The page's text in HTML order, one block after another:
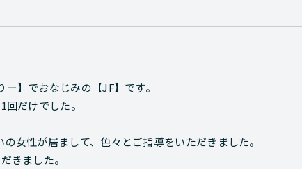
】でおなじみの【JF】です。
だけでした。
女性が居まして、色々とご指導をいただきました。
きました。